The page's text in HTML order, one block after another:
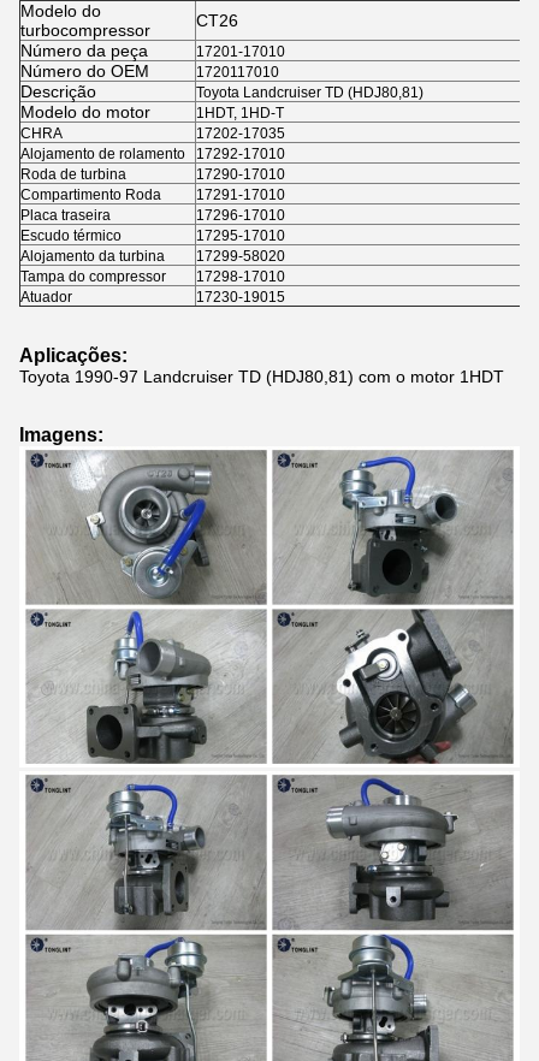
Modelo do
turbocompressor
CT26
Número da peça
17201-17010
Número do OEM 1720117010
Descrição Toyota Landcruiser TD (HDJ80,81)
Modelo do motor
1HDT, 1HD-T
CHRA
17202-17035
Alojamento de rolamento
17292-17010
Roda de turbina
17290-17010
Compartimento Roda
17291-17010
Placa traseira
17296-17010
Escudo térmico
17295-17010
Alojamento da turbina
17299-58020
Tampa do compressor
17298-17010
Atuador
17230-19015
Aplicações:
Toyota 1990-97 Landcruiser TD (HDJ80,81) com o motor 1HDT
Imagens: